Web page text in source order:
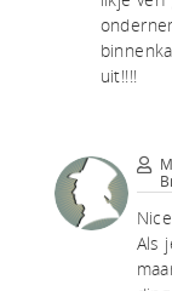
uit!!!!
Als